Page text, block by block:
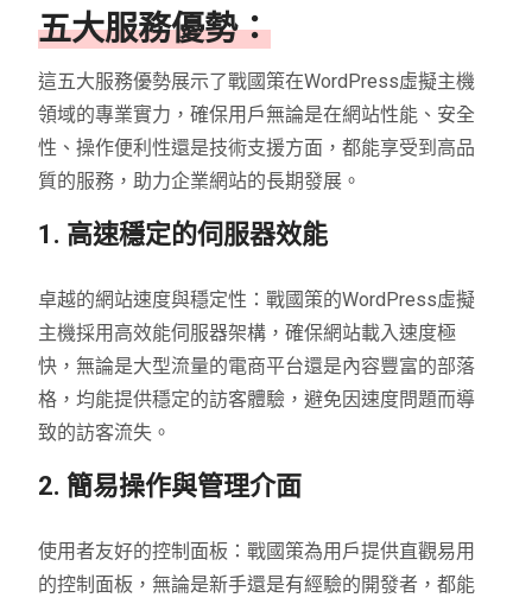
五大服務優勢：
這五大服務優勢展示了戰國策在WordPress虛擬主機
領域的專業實力，確保用戶無論是在網站性能、安全
性、操作便利性還是技術支援方面，都能享受到高品
質的服務，助力企業網站的長期發展。
1. 高速穩定的伺服器效能
卓越的網站速度與穩定性：戰國策的WordPress虛擬
主機採用高效能伺服器架構，確保網站載入速度極
快，無論是大型流量的電商平台還是內容豐富的部落
格，均能提供穩定的訪客體驗，避免因速度問題而導
致的訪客流失。
2. 簡易操作與管理介面
使用者友好的控制面板：戰國策為用戶提供直觀易用
的控制面板，無論是新手還是有經驗的開發者，都能